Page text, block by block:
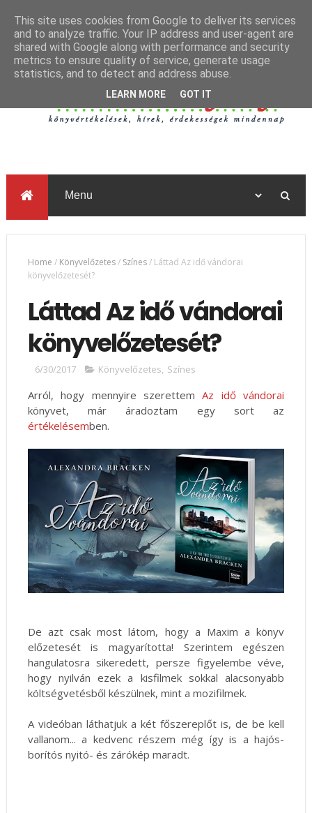
Home / Könyvelőzetes/ Színes/ Láttad Az idő vándorai
könyvelőzetesét?
Láttad Az idő vándorai
könyvelőzetesét?
6/30/2017 Könyvelőzetes, Színes
Arról, hogy mennyire szerettemAz idő vándorai
könyvet, már áradoztam egy sort az
értékelésemben.
De azt csak most látom, hogy a Maxim a könyv
előzetesét is magyarította! Szerintem egészen
hangulatosra sikeredett, persze figyelembe véve,
hogy nyilván ezek a kisfilmek sokkal alacsonyabb
költségvetésből készülnek, mint a mozifilmek.
A videóban láthatjuk a két főszereplőt is, de be kell
vallanom... a kedvenc részem még így is a hajós-
borítós nyitó- és zárókép maradt.
This site uses cookies from Google to deliver its services
and to analyze traffic. Your IP address and user-agent are
shared with Google along with performance and security
metrics to ensure quality of service, generate usage
statistics, and to detect and address abuse.
LEARN MORE GOT IT